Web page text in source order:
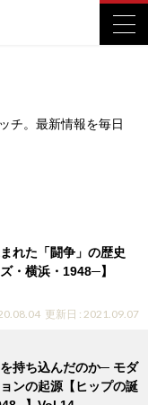
チ。最新情報を毎日
れた「闘争」の歴史
・横浜・1948─】
更新日 : 2021.09.07
持ち込んだのか─ モダ
ンの起源【ヒップの誕